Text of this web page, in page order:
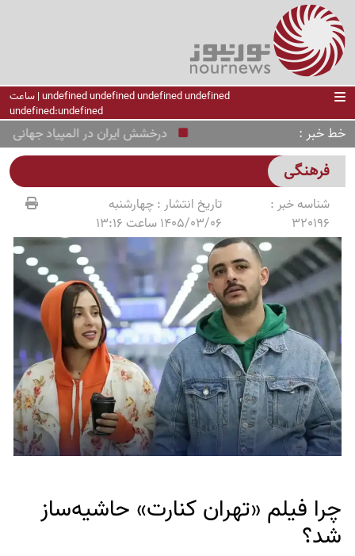
undefined undefined undefined undefined | ساعت
undefined:undefined
خط خبر درخشش ایران در المپیاد جهانی
فرهنگی
شناسه خبر :
320196
تاریخ انتشار :چهارشنبه
1405/03/06 ساعت 13:16
چرا فیلم «تهران کنارت» حاشیه‌ساز
شد؟